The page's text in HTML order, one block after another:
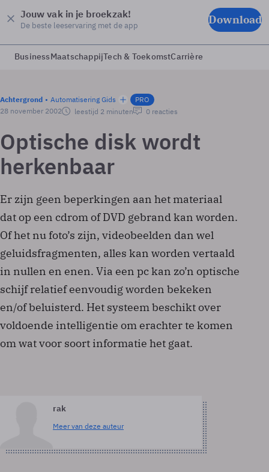
Jouw vak in je broekzak!
De beste leeservaring met de app Download
BusinessMaatschappijTech & ToekomstCarrière
Achtergrond Automatisering Gids
PRO
28 november 2002
leestijd 2 minuten 0 reacties
Optische disk wordt
herkenbaar
Er zijn geen beperkingen aan het materiaal
dat op een cd­rom of DVD gebrand kan worden.
Of het nu foto’s zijn, videobeelden dan wel
geluidsfragmenten, alles kan worden vertaald
in nullen en enen. Via een pc kan zo’n optische
schijf relatief eenvoudig worden bekeken
en/of beluisterd. Het systeem beschikt over
voldoende intelligentie om erachter te komen
om wat voor soort informatie het gaat.
rak
Meer van deze auteur